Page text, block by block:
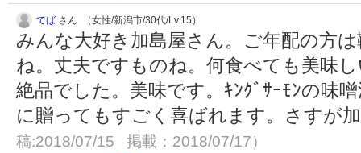
てば さん （女性/新潟市/30代/Lv.15）
みんな大好き加島屋さん。ご年配の方
ね。丈夫ですものね。何食べても美味
絶品でした。美味です。ｷﾝｸﾞｻｰﾓﾝの味
に贈ってもすごく喜ばれます。さすが
稿:2018/07/15 掲載：2018/07/17）